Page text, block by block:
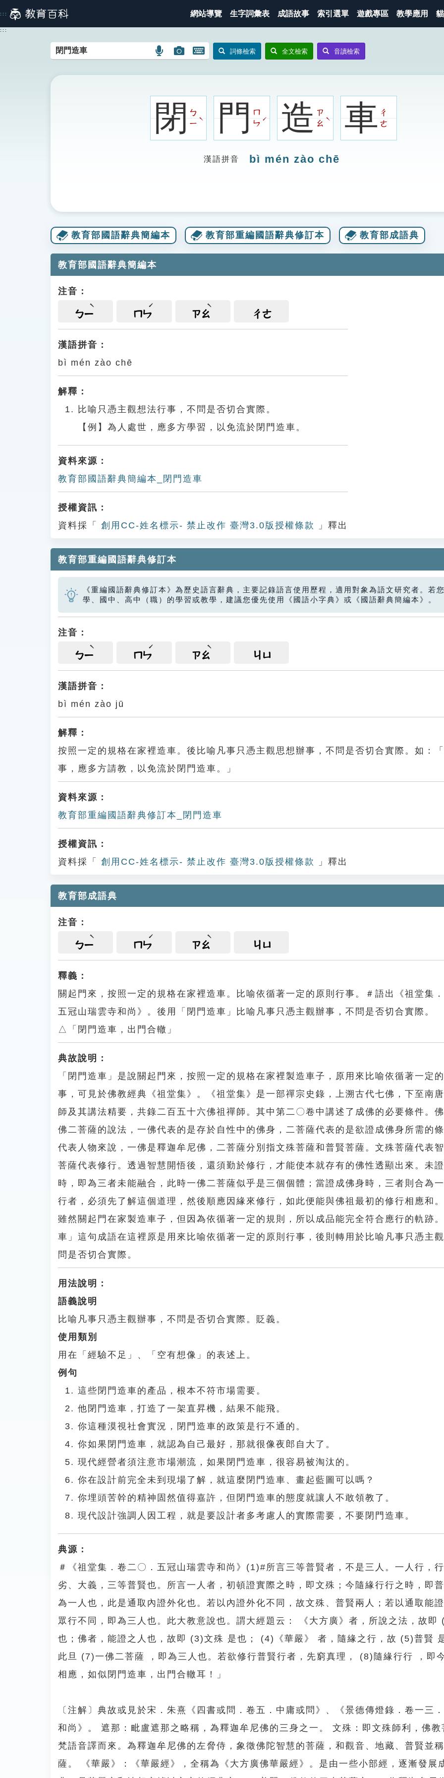
到
主
::: 網站導覽 生字詞彙表 成語故事 索引選單 遊戲專區 教學應用
:::
語
搜
圖
示
圖
搜
圖
示
開
鍵
圖
詞條檢索 全文檢索 音讀檢索
閉ㄅ
ㄧ
ˋ 門ㄇ
ㄣ
ˊ 造ㄗ
ㄠ
ˋ 車ㄔ
ㄜ
漢語拼音 bì mén zào chē
教育部國語辭典簡編本 教育部重編國語辭典修訂本 教育部成語典
教育部國語辭典簡編本
注音：
ㄅㄧ ㄇㄣ ㄗㄠ ㄔㄜ
漢語拼音：
bì mén zào chē
解釋：
比喻只憑主觀想法行事，不問是否切合實際。
【例】為人處世，應多方學習，以免流於閉門造車。
資料來源：
教育部國語辭典簡編本_閉門造車
授權資訊：
資料採「
創用CC-姓名標示- 禁止改作 臺灣3.0版授權條款 」釋出
教育部重編國語辭典修訂本
《重編國語辭典修訂本》為歷史語言辭典，主要記錄語言使用歷程，適用對象為語文研究者。若
學、國中、高中（職）的學習或教學，建議您優先使用《國語小字典》或《國語辭典簡編本》。
注音：
ㄅㄧ ㄇㄣ ㄗㄠ ㄐㄩ
漢語拼音：
bì mén zào jū
解釋：
按照一定的規格在家裡造車。後比喻凡事只憑主觀思想辦事，不問是否切合實際。如：
事，應多方請教，以免流於閉門造車。」
資料來源：
教育部重編國語辭典修訂本_閉門造車
授權資訊：
資料採「
創用CC-姓名標示- 禁止改作 臺灣3.0版授權條款 」釋出
教育部成語典
注音：
ㄅㄧ ㄇㄣ ㄗㄠ ㄐㄩ
釋義：
關起門來，按照一定的規格在家裡造車。比喻依循著一定的原則行事。＃語出《祖堂集
五冠山瑞雲寺和尚》。後用「閉門造車」比喻凡事只憑主觀辦事，不問是否切合實際。
△「閉門造車，出門合轍」
典故說明：
「閉門造車」是說關起門來，按照一定的規格在家裡製造車子，原用來比喻依循著一定
事，可見於佛教經典《祖堂集》。《祖堂集》是一部禪宗史錄，上溯古代七佛，下至南
師及其講法精要，共錄二百五十六佛祖禪師。其中第二〇卷中講述了成佛的必要條件。
佛二菩薩的說法，一佛代表的是存於自性中的佛身，二菩薩代表的是欲證成佛身所需的
代表人物來說，一佛是釋迦牟尼佛，二菩薩分別指文殊菩薩和普賢菩薩。文殊菩薩代表
菩薩代表修行。透過智慧開悟後，還須勤於修行，才能使本就存有的佛性透顯出來。未
時，即為三者未能融合，此時一佛二菩薩似乎是三個個體；當證成佛身時，三者則合為
行者，必須先了解這個道理，然後順應因緣來修行，如此便能與佛祖最初的修行相應和
雖然關起門在家製造車子，但因為依循著一定的規則，所以成品能完全符合應行的軌跡
車」這句成語在這裡原是用來比喻依循著一定的原則行事，後則轉用於比喻凡事只憑主
問是否切合實際。
用法說明：
語義說明
比喻凡事只憑主觀辦事，不問是否切合實際。貶義。
使用類別
用在「經驗不足」、「空有想像」的表述上。
例句
這些閉門造車的產品，根本不符市場需要。
他閉門造車，打造了一架直昇機，結果不能飛。
你這種漠視社會實況，閉門造車的政策是行不通的。
你如果閉門造車，就認為自己最好，那就很像夜郎自大了。
現代經營者須注意市場潮流，如果閉門造車，很容易被淘汰的。
你在設計前完全未到現場了解，就這麼閉門造車、畫起藍圖可以嗎？
你埋頭苦幹的精神固然值得嘉許，但閉門造車的態度就讓人不敢領教了。
現代設計強調人因工程，就是要設計者多考慮人的實際需要，不要閉門造車。
典源：
＃《祖堂集．卷二〇．五冠山瑞雲寺和尚》(1)#所言三等普賢者，不是三人。一人行，
劣、大義，三等普賢也。所言一人者，初頓證實際之時，即文殊；今隨緣行行之時，即
為一人也，此是通取內證外化也。若以內證外化不同，故文殊、普賢兩人；若以通取能
眾行不同，即為三人也。此大教意說也。謂大經題云： 《大方廣》者，所說之法，故即
也；佛者，能證之人也，故即 (3)文殊 是也； (4)《華嚴》 者，隨緣之行，故 (5)普賢
此旦 (7)一佛二菩薩 ，即為三人也。若欲修行普賢行者，先窮真理， (8)隨緣行行 ，即
相應，如似閉門造車，出門合轍耳！」
〔注解〕典故或見於宋．朱熹《四書或問．卷五．中庸或問》、《景德傳燈錄．卷一三
和尚》。 遮那：毗盧遮那之略稱，為釋迦牟尼佛的三身之一。 文殊：即文殊師利，佛
梵語音譯而來。為釋迦牟尼佛的左脅侍，象徵佛陀智慧的菩薩，和觀音、地藏、普賢並
薩。 《華嚴》：《華嚴經》，全稱為《大方廣佛華嚴經》。是由一些小部經，逐漸發展